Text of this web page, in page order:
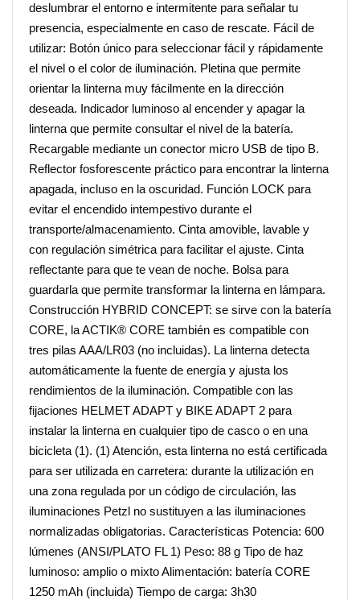
deslumbrar el entorno e intermitente para señalar tu
presencia, especialmente en caso de rescate. Fácil de
utilizar: Botón único para seleccionar fácil y rápidamente
el nivel o el color de iluminación. Pletina que permite
orientar la linterna muy fácilmente en la dirección
deseada. Indicador luminoso al encender y apagar la
linterna que permite consultar el nivel de la batería.
Recargable mediante un conector micro USB de tipo B.
Reflector fosforescente práctico para encontrar la linterna
apagada, incluso en la oscuridad. Función LOCK para
evitar el encendido intempestivo durante el
transporte/almacenamiento. Cinta amovible, lavable y
con regulación simétrica para facilitar el ajuste. Cinta
reflectante para que te vean de noche. Bolsa para
guardarla que permite transformar la linterna en lámpara.
Construcción HYBRID CONCEPT: se sirve con la batería
CORE, la ACTIK® CORE también es compatible con
tres pilas AAA/LR03 (no incluidas). La linterna detecta
automáticamente la fuente de energía y ajusta los
rendimientos de la iluminación. Compatible con las
fijaciones HELMET ADAPT y BIKE ADAPT 2 para
instalar la linterna en cualquier tipo de casco o en una
bicicleta (1). (1) Atención, esta linterna no está certificada
para ser utilizada en carretera: durante la utilización en
una zona regulada por un código de circulación, las
iluminaciones Petzl no sustituyen a las iluminaciones
normalizadas obligatorias. Características Potencia: 600
lúmenes (ANSI/PLATO FL 1) Peso: 88 g Tipo de haz
luminoso: amplio o mixto Alimentación: batería CORE
1250 mAh (incluida) Tiempo de carga: 3h30